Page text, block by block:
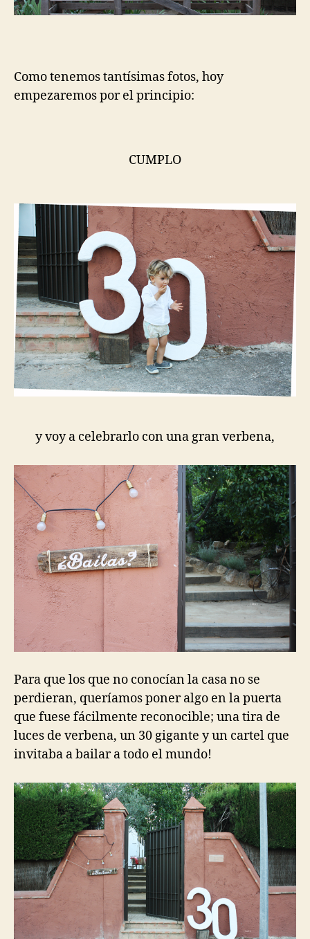
Como tenemos tantísimas fotos, hoy
empezaremos por el principio:
CUMPLO
y voy a celebrarlo con una gran verbena,
Para que los que no conocían la casa no se
perdieran, queríamos poner algo en la puerta
que fuese fácilmente reconocible; una tira de
luces de verbena, un 30 gigante y un cartel que
invitaba a bailar a todo el mundo!